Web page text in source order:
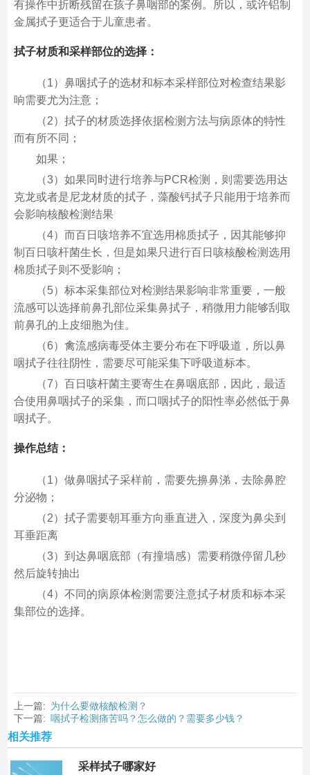
有操作中折断残留在孩子鼻咽部的案例。所以，或许铝制
金属拭子更适合于儿童患者。
拭子材质和采样部位的选择：
（1）鼻咽拭子的选材和标本采样部位对检查结果影
响需要尤为注意；
（2）拭子的材质选择依据检测方法与病原体的特性
而有所不同；
如果；
（3）如果同时进行培养与PCR检测，则需要选用达
克龙或者是尼龙材质的拭子，藻酸钙拭子只能用于培养而
会影响核酸检测结果
（4）而百日咳培养不宜选用棉质拭子，因其能够抑
制百日咳杆菌生长，但是如果只进行百日咳核酸检测选用
棉质拭子则不受影响；
（5）标本采集部位对检测结果影响非常重要，一般
流感可以选择前鼻孔部位采集鼻拭子，稍微用力能够刮取
前鼻孔的上皮细胞为佳。
（6）禽流感病毒受体主要分布在下呼吸道，所以鼻
咽拭子往往阴性，需要尽可能采集下呼吸道标本。
（7）百日咳杆菌主要寄生在鼻咽底部，因此，最适
合使用鼻咽拭子的采集，而口咽拭子的阳性率必然低于鼻
咽拭子。
操作总结：
（1）做鼻咽拭子采样前，需要先擤鼻涕，去除鼻腔
分泌物；
（2）拭子需要朝耳垂方向垂直进入，深度为鼻尖到
耳垂距离
（3）到达鼻咽底部（有撞墙感）需要稍微停留几秒
然后旋转抽出
（4）不同的病原体检测需要注意拭子材质和标本采
集部位的选择。
上一篇: 为什么要做核酸检测？
下一篇: 咽拭子检测痛苦吗？怎么做的？需要多少钱？
相关推荐
采样拭子哪家好